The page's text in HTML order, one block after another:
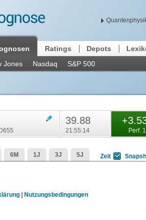
Jones Nasdaq S&P 500
Ratings Depots
39.88
21:55:14 Perf.
6M 1J 3J 5J Zeit
Nutzungsbedingungen